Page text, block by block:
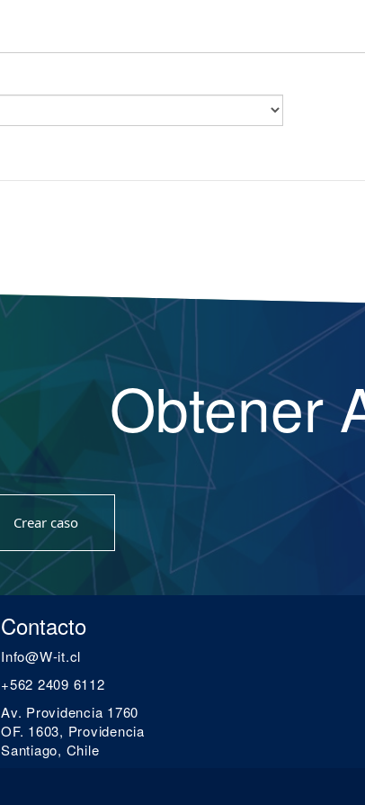
Obtener
Crear caso
Contacto
Info@W-it.cl
+562 2409 6112
Av. Providencia 1760
OF. 1603, Providencia
Santiago, Chile